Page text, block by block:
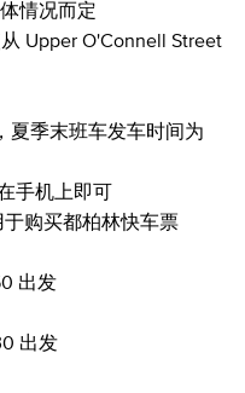
情况而定
Upper O'Connell Street
夏季末班车发车时间为
手机上即可
于购买都柏林快车票
出发
出发